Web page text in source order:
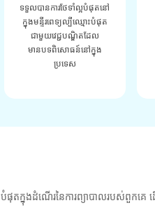
ទទួលបានការថែទាំល្អបំផុតនៅ
ក្នុងមន្ទីរពេទ្យល្បីឈ្មោះបំផុត
ជាមួយវេជ្ជបណ្ឌិតដែល
មានបទពិសោធន៍នៅក្នុង
ប្រទេស
នុងដំណើរនៃការព្យាបាលរបស់ពួកគេ